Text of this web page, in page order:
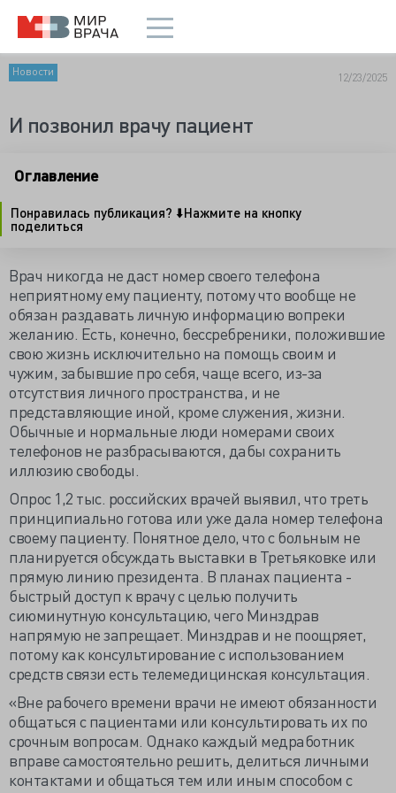
Новости 12/23/2025
И позвонил врачу пациент
Оглавление
Понравилась публикация? ⬇️Нажмите на кнопку
поделиться
Врач никогда не даст номер своего телефона
неприятному ему пациенту, потому что вообще не
обязан раздавать личную информацию вопреки
желанию. Есть, конечно, бессребреники, положившие
свою жизнь исключительно на помощь своим и
чужим, забывшие про себя, чаще всего, из-за
отсутствия личного пространства, и не
представляющие иной, кроме служения, жизни.
Обычные и нормальные люди номерами своих
телефонов не разбрасываются, дабы сохранить
иллюзию свободы.
Опрос 1,2 тыс. российских врачей выявил, что треть
принципиально готова или уже дала номер телефона
своему пациенту. Понятное дело, что с больным не
планируется обсуждать выставки в Третьяковке или
прямую линию президента. В планах пациента -
быстрый доступ к врачу с целью получить
сиюминутную консультацию, чего Минздрав
напрямую не запрещает. Минздрав и не поощряет,
потому как консультирование с использованием
средств связи есть телемедицинская консультация.
«Вне рабочего времени врачи не имеют обязанности
общаться с пациентами или консультировать их по
срочным вопросам. Однако каждый медработник
вправе самостоятельно решить, делиться личными
контактами и общаться тем или иным способом с